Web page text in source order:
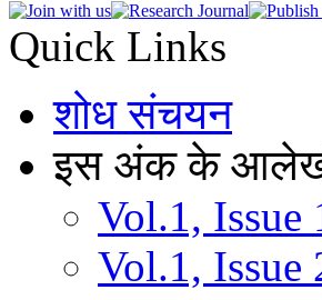
Quick Links
शोध संचयन
इस अंक के
Vol.1, Issue
Vol.1, Issue